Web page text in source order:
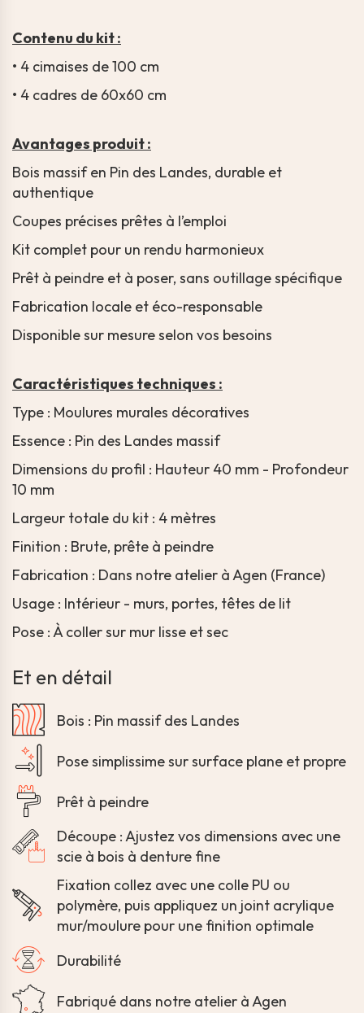
Contenu du kit :
• 4 cimaises de 100 cm
• 4 cadres de 60x60 cm
Avantages produit :
Bois massif en Pin des Landes, durable et
authentique
Coupes précises prêtes à l’emploi
Kit complet pour un rendu harmonieux
Prêt à peindre et à poser, sans outillage spécifique
Fabrication locale et éco-responsable
Disponible sur mesure selon vos besoins
Caractéristiques techniques :
Type : Moulures murales décoratives
Essence : Pin des Landes massif
Dimensions du profil : Hauteur 40 mm - Profondeur
10 mm
Largeur totale du kit : 4 mètres
Finition : Brute, prête à peindre
Fabrication : Dans notre atelier à Agen (France)
Usage : Intérieur - murs, portes, têtes de lit
Pose : À coller sur mur lisse et sec
Et en détail
Bois : Pin massif des Landes
Pose simplissime sur surface plane et propre
Prêt à peindre
Découpe : Ajustez vos dimensions avec une
scie à bois à denture fine
Fixation collez avec une colle PU ou
polymère, puis appliquez un joint acrylique
mur/moulure pour une finition optimale
Durabilité
Fabriqué dans notre atelier à Agen